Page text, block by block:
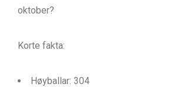
oktober?
Korte fakta:
Høyballar: 304